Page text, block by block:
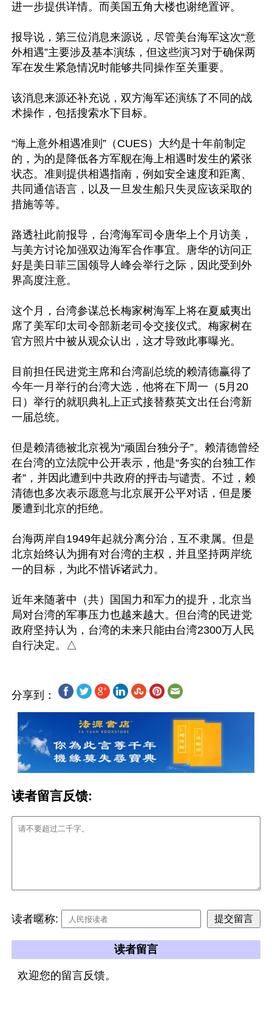
进一步提供详情。而美国五角大楼也谢绝置评。
报导说，第三位消息来源说，尽管美台海军这次“意
外相遇”主要涉及基本演练，但这些演习对于确保两
军在发生紧急情况时能够共同操作至关重要。
该消息来源还补充说，双方海军还演练了不同的战
术操作，包括搜索水下目标。
“海上意外相遇准则”（CUES）大约是十年前制定
的，为的是降低各方军舰在海上相遇时发生的紧张
状态。准则提供相遇指南，例如安全速度和距离、
共同通信语言，以及一旦发生船只失灵应该采取的
措施等等。
路透社此前报导，台湾海军司令唐华上个月访美，
与美方讨论加强双边海军合作事宜。唐华的访问正
好是美日菲三国领导人峰会举行之际，因此受到外
界高度注意。
这个月，台湾参谋总长梅家树海军上将在夏威夷出
席了美军印太司令部新老司令交接仪式。梅家树在
官方照片中被从观众认出，这才导致此事曝光。
目前担任民进党主席和台湾副总统的赖清德赢得了
今年一月举行的台湾大选，他将在下周一（5月20
日）举行的就职典礼上正式接替蔡英文出任台湾新
一届总统。
但是赖清德被北京视为“顽固台独分子”。赖清德曾经
在台湾的立法院中公开表示，他是“务实的台独工作
者”，并因此遭到中共政府的抨击与谴责。不过，赖
清德也多次表示愿意与北京展开公平对话，但是屡
屡遭到北京的拒绝。
台海两岸自1949年起就分离分治，互不隶属。但是
北京始终认为拥有对台湾的主权，并且坚持两岸统
一的目标，为此不惜诉诸武力。
近年来随著中（共）国国力和军力的提升，北京当
局对台湾的军事压力也越来越大。但台湾的民进党
政府坚持认为，台湾的未来只能由台湾2300万人民
分享到：
读者留言反馈:
读者暱称:
读者留言
欢迎您的留言反馈。